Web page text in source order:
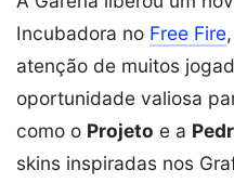
Incubadora no Free Fire
atenção de muitos
oportunidade valiosa
como o Projeto e a
skins inspiradas nos